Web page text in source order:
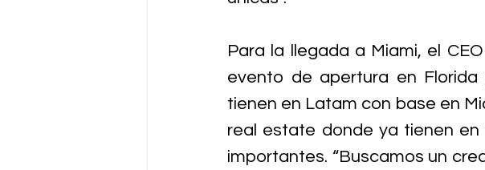
Para la llegada a Miami, el
evento de apertura en
tienen en Latam con base en
real estate donde ya tienen
importantes. “Buscamos un